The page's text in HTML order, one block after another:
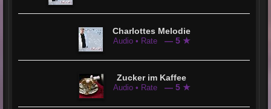
Charlottes Melodie
Audio • Rate — 5 ★
Zucker im Kaffee
Audio • Rate — 5 ★